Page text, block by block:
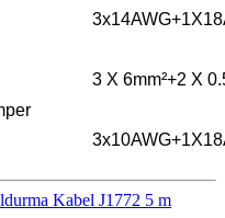
3 X 6mm²+2 X
Kabel J1772 5 m